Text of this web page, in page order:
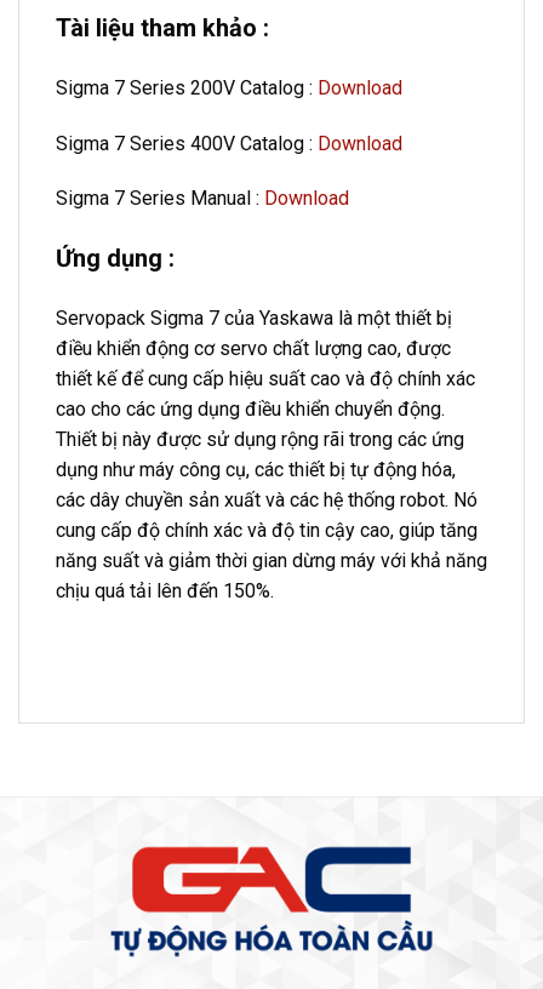
Tài liệu tham khảo :
Sigma 7 Series 200V Catalog : Download
Sigma 7 Series 400V Catalog : Download
Sigma 7 Series Manual : Download
Ứng dụng :
Servopack Sigma 7 của Yaskawa là một thiết bị
điều khiển động cơ servo chất lượng cao, được
thiết kế để cung cấp hiệu suất cao và độ chính xác
cao cho các ứng dụng điều khiển chuyển động.
Thiết bị này được sử dụng rộng rãi trong các ứng
dụng như máy công cụ, các thiết bị tự động hóa,
các dây chuyền sản xuất và các hệ thống robot. Nó
cung cấp độ chính xác và độ tin cậy cao, giúp tăng
năng suất và giảm thời gian dừng máy với khả năng
chịu quá tải lên đến 150%.